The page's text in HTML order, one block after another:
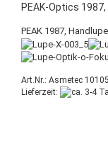
PEAK-Optics
PEAK 1987,
Art.Nr.: Asmetec
Lieferzeit: